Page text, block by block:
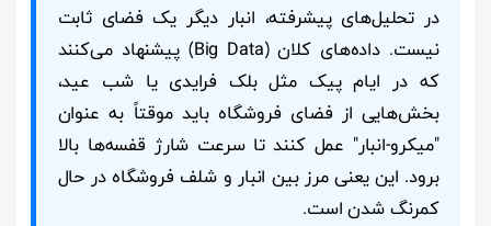
در تحلیل‌های پیشرفته، انبار دیگر یک فضای ثابت
نیست. داده‌های کلان (Big Data) پیشنهاد می‌کنند
که در ایام پیک مثل بلک فرایدی یا شب عید،
بخش‌هایی از فضای فروشگاه باید موقتاً به عنوان
"میکرو-انبار" عمل کنند تا سرعت شارژ قفسه‌ها بالا
برود. این یعنی مرز بین انبار و شلف فروشگاه در حال
کمرنگ شدن است.